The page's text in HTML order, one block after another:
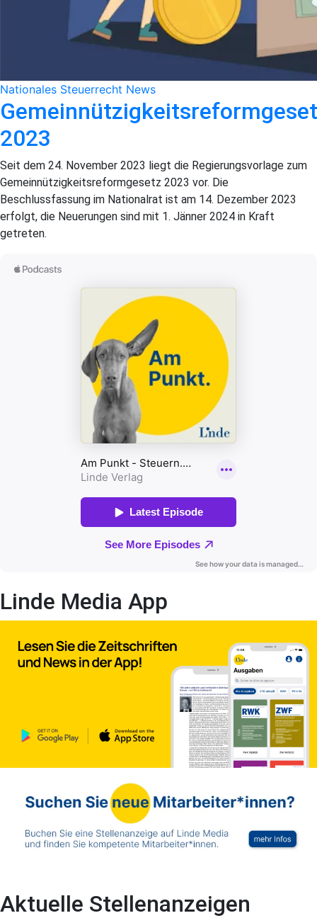
Nationales Steuerrecht News
2023
Seit dem 24. November 2023 liegt die Regierungsvorlage zum
Gemeinnützigkeitsreformgesetz 2023 vor. Die
Beschlussfassung im Nationalrat ist am 14. Dezember 2023
erfolgt, die Neuerungen sind mit 1. Jänner 2024 in Kraft
getreten.
Linde Media App
Aktuelle Stellenanzeigen